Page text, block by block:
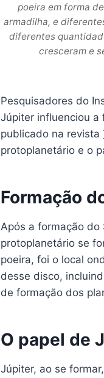
poeira em forma
armadilha, e
diferentes
cresceram e
Pesquisadores do
Júpiter influenciou a
publicado na revista
protoplanetário e o
Formação
Após a formação
protoplanetário se
poeira, foi o local
desse disco,
de formação dos
O papel de
Júpiter, ao se